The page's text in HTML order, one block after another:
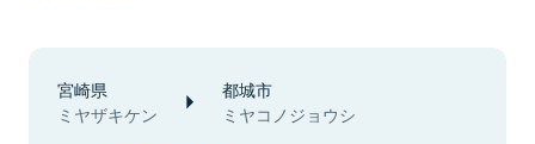
宮崎県
ミヤザキケン
都城市
ミヤコノジョウシ